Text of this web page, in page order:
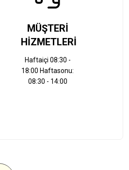
MÜŞTERİ
HİZMETLERİ
Haftaiçi 08:30 -
18:00 Haftasonu:
08:30 - 14:00